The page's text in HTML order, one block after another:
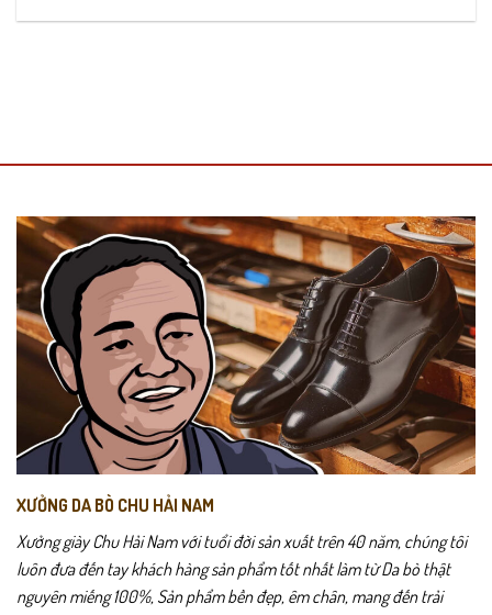
XƯỞNG DA BÒ CHU HẢI NAM
Xưởng giày Chu Hải Nam với tuổi đời sản xuất trên 40 năm, chúng tôi
luôn đưa đến tay khách hàng sản phẩm tốt nhất làm từ Da bò thật
nguyên miếng 100%, Sản phẩm bền đẹp, êm chân, mang đến trải